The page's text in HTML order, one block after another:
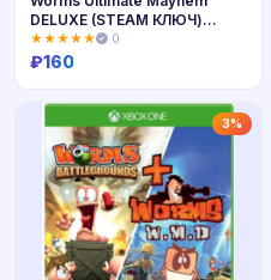
Купить
DELUXE (STEAM КЛЮЧ)
РФ+КЗ+МИР
★★★★★ 0
₽160
3%